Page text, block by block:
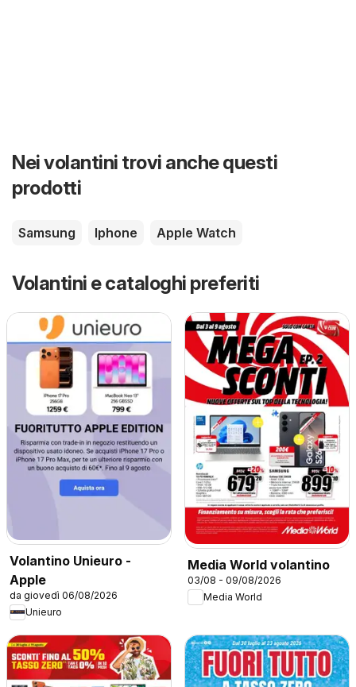
Nei volantini trovi anche questi
prodotti
Samsung Iphone Apple Watch
Volantini e cataloghi preferiti
Volantino Unieuro -
Apple
da giovedì 06/08/2026
Unieuro
Media World volantino
03/08 - 09/08/2026
Media World